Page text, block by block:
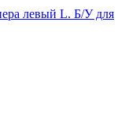
левый L. Б/У для